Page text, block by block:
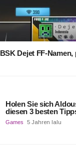
Dejet FF-
Holen Sie sich
diesen 3 besten
Games 5 Jahren lalu